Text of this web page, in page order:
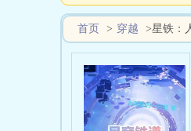
首页 > 穿越 >星铁：